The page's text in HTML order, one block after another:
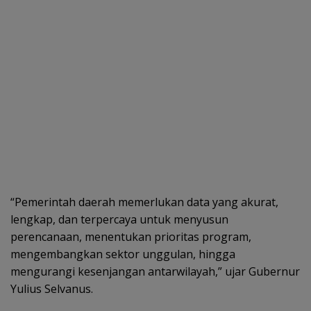
“Pemerintah daerah memerlukan data yang akurat,
lengkap, dan terpercaya untuk menyusun
perencanaan, menentukan prioritas program,
mengembangkan sektor unggulan, hingga
mengurangi kesenjangan antarwilayah,” ujar Gubernur
Yulius Selvanus.